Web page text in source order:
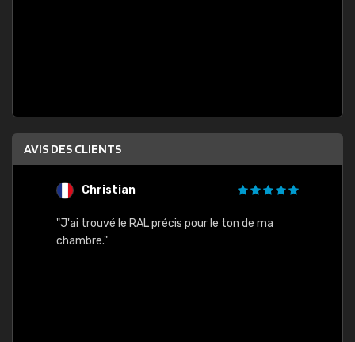
AVIS DES CLIENTS
Christian
"J'ai trouvé le RAL précis pour le ton de ma
chambre."